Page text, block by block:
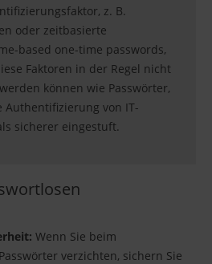
z. B.
oder zeitbasierte
based one-time passwords,
Faktoren in der Regel nicht
können wie Passwörter,
von IT-
sicherer eingestuft.
Wenn Sie beim
verzichten, sichern Sie